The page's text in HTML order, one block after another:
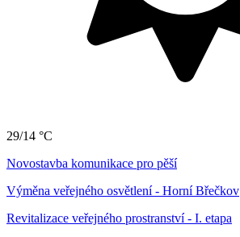
29/14 °C
Novostavba komunikace pro pěší
Výměna veřejného osvětlení - Horní Břečkov
Revitalizace veřejného prostranství - I. etapa